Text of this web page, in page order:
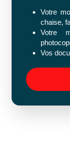
Votre
chaise,
Votre
Vos